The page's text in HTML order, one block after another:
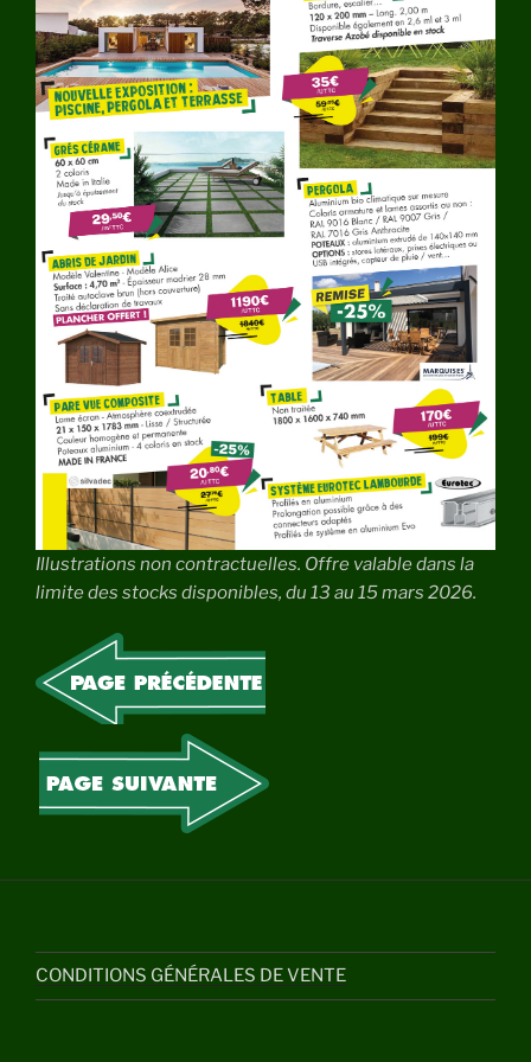
Illustrations non contractuelles. Offre valable dans la
limite des stocks disponibles, du 13 au 15 mars 2026.
CONDITIONS GÉNÉRALES DE VENTE